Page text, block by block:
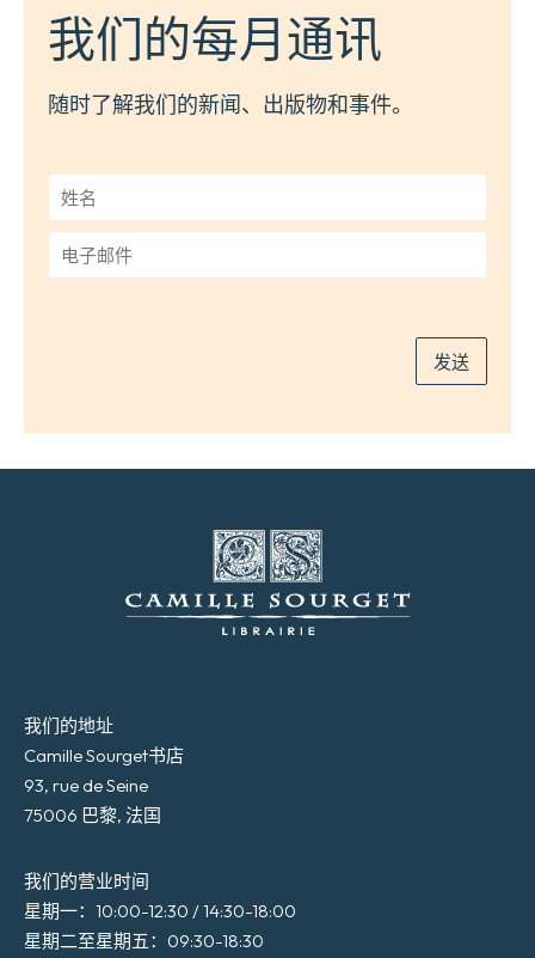
我们的每月通讯
随时了解我们的新闻、出版物和事件。
姓
名
*
子
发送
我们的地址
Camille Sourget书店
93, rue de Seine
75006 巴黎, 法国
我们的营业时间
星期一：10:00-12:30 / 14:30-18:00
星期二至星期五：09:30-18:30